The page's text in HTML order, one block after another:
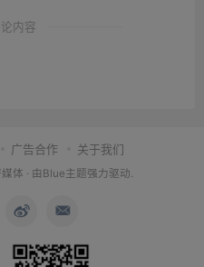
内容
广告合作 关于我们
体 · 由 Blue主题强力驱动.